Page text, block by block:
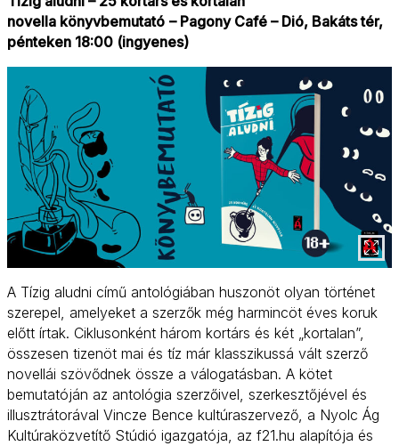
novella könyvbemutató – Pagony Café – Dió, Bakáts tér,
pénteken 18:00 (ingyenes)
A Tízig aludni című antológiában huszonöt olyan történet
szerepel, amelyeket a szerzők még harmincöt éves koruk
előtt írtak. Ciklusonként három kortárs és két „kortalan”,
összesen tizenöt mai és tíz már klasszikussá vált szerző
novellái szövődnek össze a válogatásban. A kötet
bemutatóján az antológia szerzőivel, szerkesztőjével és
illusztrátorával Vincze Bence kultúraszervező, a Nyolc Ág
Kultúraközvetítő Stúdió igazgatója, az f21.hu alapítója és